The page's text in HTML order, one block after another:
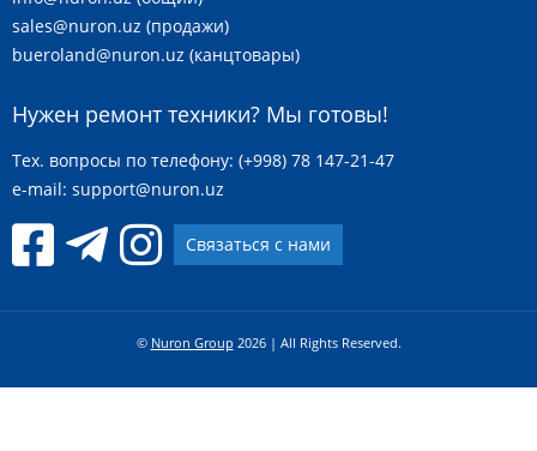
sales@nuron.uz (продажи)
bueroland@nuron.uz (канцтовары)
Нужен ремонт техники? Мы готовы!
Тех. вопросы по телефону: (+998) 78 147-21-47
e-mail: support@nuron.uz
Связаться с нами
© Nuron Group 2026 | All Rights Reserved.